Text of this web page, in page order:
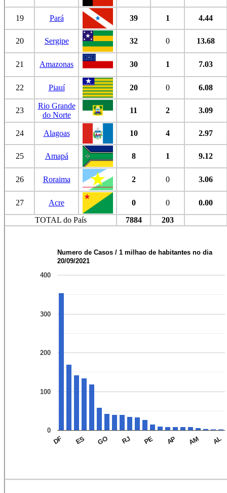
19 Pará 39 1 4.44
20 Sergipe 32 0 13.68
21 Amazonas 30 1 7.03
22 Piauí 20 0 6.08
23
Rio Grande
do Norte
11 2 3.09
24 Alagoas 10 4 2.97
25 Amapá 8 1 9.12
26 Roraima 2 0 3.06
27 Acre 0 0
0.00
TOTAL do País
7884 203
Numero de Casos / 1 milhao de habitantes no dia
20/09/2021
DF ES GO RJ PE AP AM AL
0
100
200
300
400